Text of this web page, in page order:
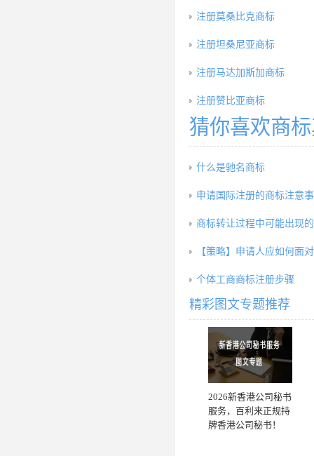
注册莫桑比克商标
注册坦桑尼亚商标
注册马达加斯加商标
注册赞比亚商标
猜你喜欢商
什么是驰名商标
申请国际注册的商标注意
商标转让过程中可能出现
【策略】申请人应如何面
个体工商商标注册步骤
精彩图文专题推荐
2026新香港公司秘书
服务，百利来正规持
牌香港公司秘书！